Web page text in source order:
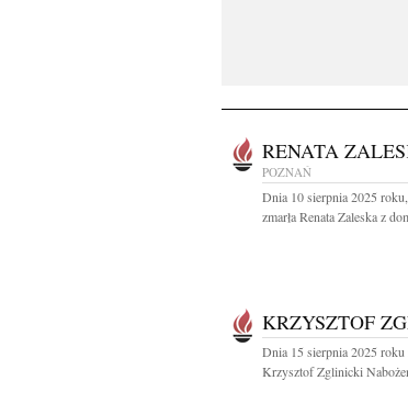
RENATA
POZNAŃ
Dnia 10 sierpnia 2025
zmarła Renata Zaleska z
KRZYSZTOF
Dnia 15 sierpnia 2025 roku
Krzysztof Zglinicki